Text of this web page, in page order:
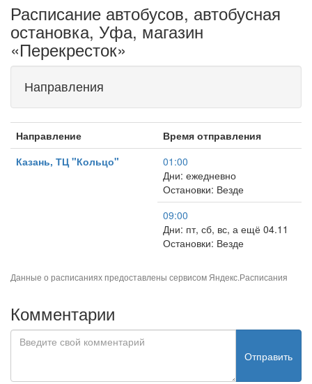
Расписание автобусов, автобусная
остановка, Уфа, магазин
«Перекресток»
Направления
Направление
Время отправления
Казань, ТЦ "Кольцо"
01:00
Дни: ежедневно
Остановки: Везде
09:00
Дни: пт, сб, вс, а ещё 04.11
Остановки: Везде
Данные о расписаниях предоставлены сервисом Яндекс.Расписания
Комментарии
Отправить